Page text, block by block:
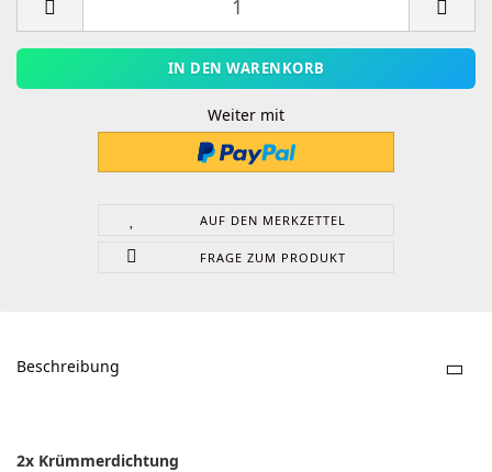
Weiter mit
AUF DEN MERKZETTEL
FRAGE ZUM PRODUKT
Beschreibung
2x Krümmerdichtung